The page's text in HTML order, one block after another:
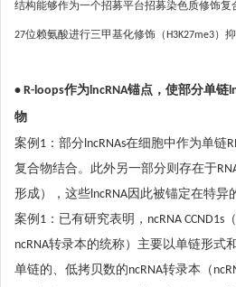
结构能够作为一个招募平台招募染色质修饰复
27位赖氨酸进行三甲基化修饰（H3K27me3）抑
• R-loops作为lncRNA锚点，使部分单链
物
案例1：部分lncRNAs在细胞中作为单链
复合物结合。此外另一部分则存在于
形成），这些lncRNA因此被锚定在特异
案例1：已有研究表明，ncRNA CCND1s
ncRNA转录本的统称）主要以单链形式
单链的、低拷贝数的ncRNA转录本（